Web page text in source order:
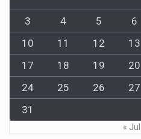
3
4 5 6
10
11 12 13
17
18 19 20
24
25 26 27
31
« Jul